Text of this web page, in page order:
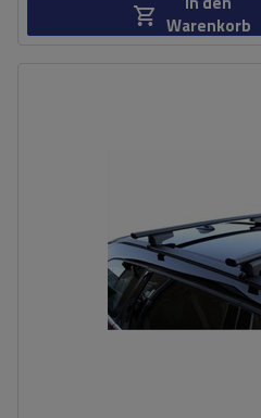
Warenkorb